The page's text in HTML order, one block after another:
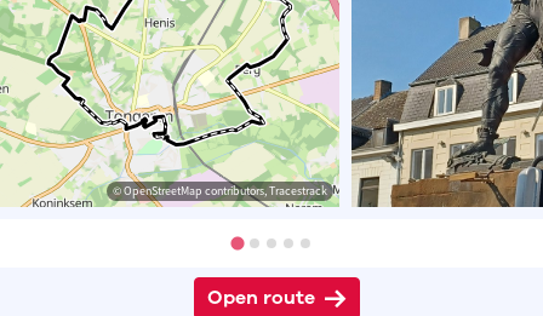
© OpenStreetMap contributors, Tracestrack
Open route